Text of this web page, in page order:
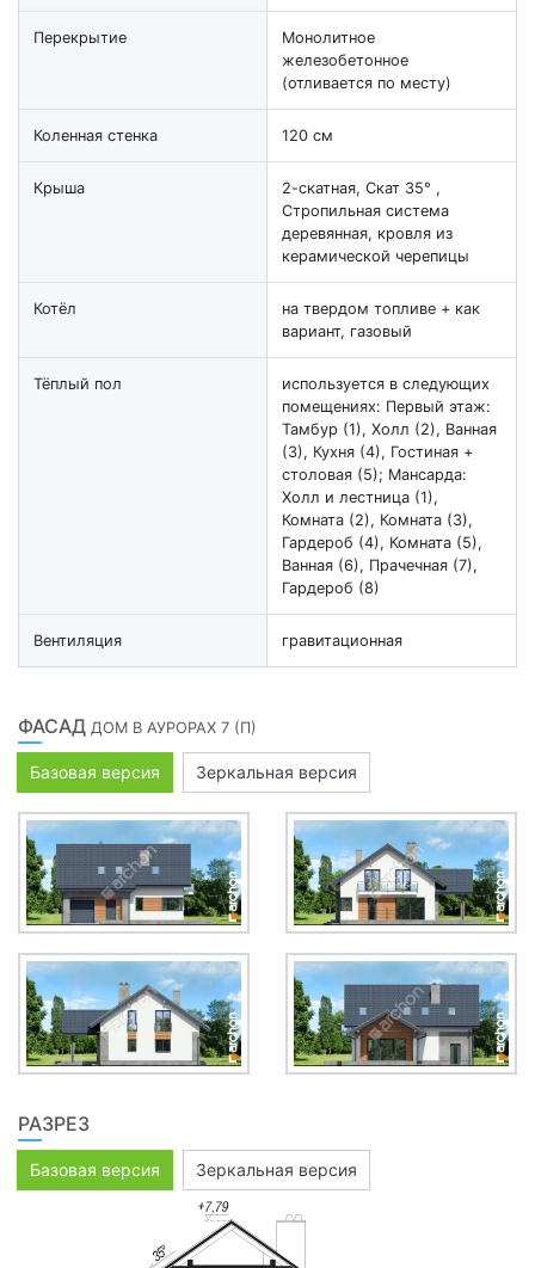
Перекрытие
Монолитное
железобетонное
(отливается по месту)
Коленная стенка 120 см
Крыша
2-скатная, Скат 35° ,
Стропильная система
деревянная, кровля из
керамической черепицы
Котёл
на твердом топливе + как
вариант, газовый
Тёплый пол
используется в следующих
помещениях: Первый этаж:
Тамбур (1), Холл (2), Ванная
(3), Кухня (4), Гостиная +
столовая (5); Мансарда:
Холл и лестница (1),
Комната (2), Комната (3),
Гардероб (4), Комната (5),
Ванная (6), Прачечная (7),
Гардероб (8)
Вентиляция гравитационная
ФАСАД ДОМ В АУРОРАХ 7 (П)
Базовая версия Зеркальная версия
РАЗРЕЗ
Базовая версия Зеркальная версия